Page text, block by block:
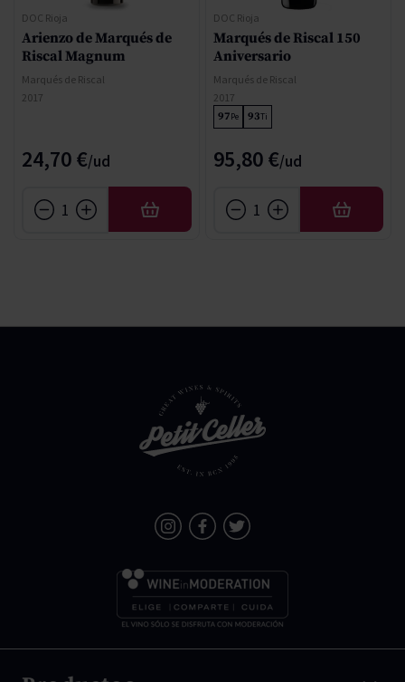
DOC Rioja
Arienzo de Marqués de
Riscal Magnum
Marqués de Riscal
2017
24,70 €
AÑADIR
DOC Rioja
Marqués de Riscal 150
Aniversario
Marqués de Riscal
2017
97Pe 93Ti
95,80 €
AÑADIR